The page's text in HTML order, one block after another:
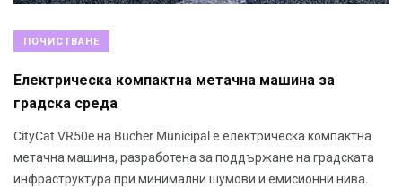
ПОЧИСТВАНЕ
Електрическа компактна метачна машина за
градска среда
CityCat VR50e на Bucher Municipal е електрическа компактна
метачна машина, разработена за поддържане на градската
инфраструктура при минимални шумови и емисионни нива.